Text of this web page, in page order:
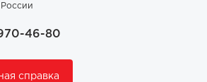
России
46-80
справка